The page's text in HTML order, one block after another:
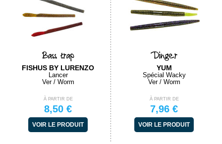
Bass trap
FISHUS BY LURENZO
Lancer
Ver / Worm
À PARTIR DE
8,50 €
VOIR LE PRODUIT
Dinger
YUM
Spécial Wacky
Ver / Worm
À PARTIR DE
7,96 €
VOIR LE PRODUIT